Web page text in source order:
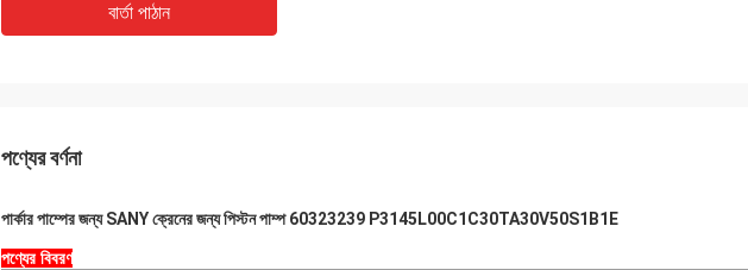
বার্তা পাঠান
পণ্যের বর্ণনা
পার্কার পাম্পের জন্য SANY ক্রেনের জন্য পিস্টন পাম্প 60323239 P3145L00C1C30TA30V50S1B1E
পণ্যের বিবরণ